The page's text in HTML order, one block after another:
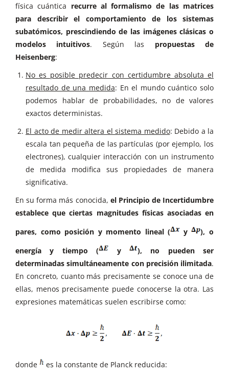
física cuántica recurre al formalismo de las matrices
para describir el comportamiento de los sistemas
subatómicos, prescindiendo de las imágenes clásicas o
modelos intuitivos. Según las propuestas de
Heisenberg:
No es posible predecir con certidumbre absoluta el
resultado de una medida: En el mundo cuántico solo
podemos hablar de probabilidades, no de valores
exactos deterministas.
El acto de medir altera el sistema medido: Debido a la
escala tan pequeña de las partículas (por ejemplo, los
electrones), cualquier interacción con un instrumento
de medida modifica sus propiedades de manera
significativa.
En su forma más conocida, el Principio de Incertidumbre
establece que ciertas magnitudes físicas asociadas en
pares, como posición y momento lineal (
y
), o
energía y tiempo (
y
), no pueden ser
determinadas simultáneamente con precisión ilimitada.
En concreto, cuanto más precisamente se conoce una de
ellas, menos precisamente puede conocerse la otra. Las
expresiones matemáticas suelen escribirse como:
donde es la constante de Planck reducida: